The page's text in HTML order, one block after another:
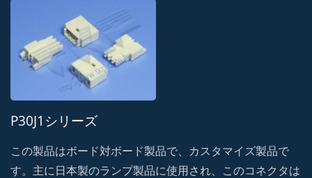
P30J1シリーズ
この製品はボード対ボード製品で、カスタマイズ製品で
す。主に日本製のランプ製品に使用され、このコネクタは